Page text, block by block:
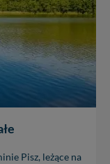
Pisz, leżące na
Twoich
w plikach
skasowanie
możemy tego